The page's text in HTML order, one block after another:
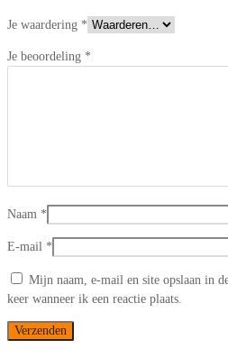
Je waardering *
Je beoordeling *
Naam *
E-mail *
Mijn naam, e-mail en site opslaan in
keer wanneer ik een reactie plaats.